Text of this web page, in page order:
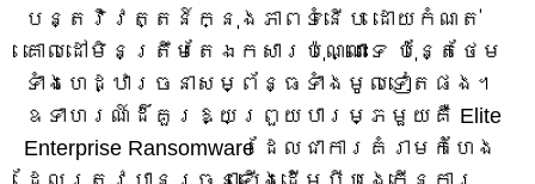
បន្តវិវត្តន៍ក្នុងភាពទំនើប ដោយកំណត់
គោលដៅមិនត្រឹមតែឯកសារប៉ុណ្ណោះទេ ប៉ុន្តែថែម
ទាំងហេដ្ឋារចនាសម្ព័ន្ធទាំងមូលទៀតផង។
ឧទាហរណ៍ដ៏គួរឱ្យព្រួយបារម្ភមួយគឺ Elite
Enterprise Ransomware ដែលជាការគំរាមកំហែង